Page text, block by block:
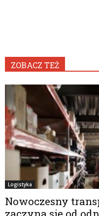
ZOBACZ TEŻ
Logistyka
Nowoczesny